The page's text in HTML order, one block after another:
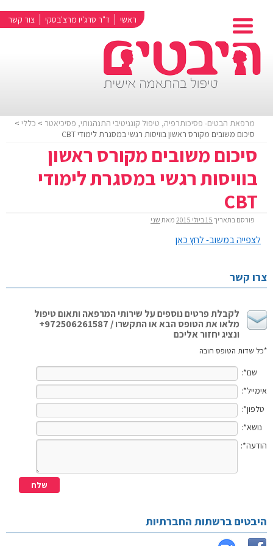
ראשי ד"ר סרג'יו מרצ'בסקי צור קשר
מרפאת הבטים- פסיכותרפיה, טיפול קוגניטיבי התנהגותי, פסיכיאטר > כללי >
סיכום משובים מקורס ראשון בוויסות רגשי במסגרת לימודי CBT
סיכום משובים מקורס ראשון
בוויסות רגשי במסגרת לימודי
CBT
פורסם בתאריך 15 ביולי 2015 מאת שני
לצפייה במשוב- לחץ כאן
צרו קשר
לקבלת פרטים נוספים על שירותי המרפאה ותאום טיפול
מלאו את הטופס הבא או התקשרו / 972506261587+
ונציג יחזור אליכם
*כל שדות הטופס חובה
שם*:
אימייל*:
טלפון*:
נושא*:
הודעה*:
היבטים ברשתות החברתיות